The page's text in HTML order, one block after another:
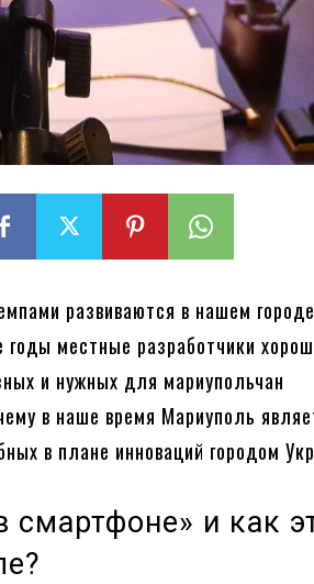
развиваются в нашем
годы местные разработчики
и нужных для мариупольчан
в наше время Мариуполь
в плане инноваций городом
смартфоне» и как